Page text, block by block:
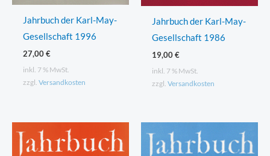
Jahrbuch der Karl-May-
Gesellschaft 1996
27,00€
inkl. 7 % MwSt.
zzgl. Versandkosten
Jahrbuch der Karl-May-
Gesellschaft 1986
19,00€
inkl. 7 % MwSt.
zzgl. Versandkosten